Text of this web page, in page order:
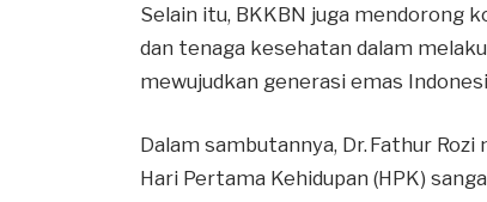
Selain itu, BKKBN juga mendorong
dan tenaga kesehatan dalam
mewujudkan generasi emas
Dalam sambutannya, Dr. Fathur
Hari Pertama Kehidupan (HPK)